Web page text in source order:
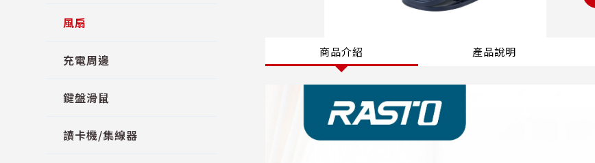
風扇
充電周邊
鍵盤滑鼠
讀卡機/集線器
商品介紹 產品說明